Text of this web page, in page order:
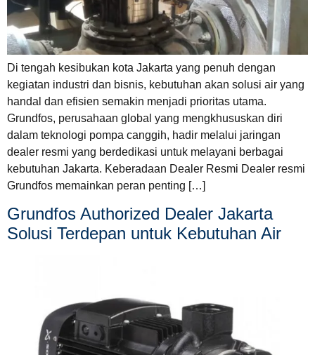
Di tengah kesibukan kota Jakarta yang penuh dengan
kegiatan industri dan bisnis, kebutuhan akan solusi air yang
handal dan efisien semakin menjadi prioritas utama.
Grundfos, perusahaan global yang mengkhususkan diri
dalam teknologi pompa canggih, hadir melalui jaringan
dealer resmi yang berdedikasi untuk melayani berbagai
kebutuhan Jakarta. Keberadaan Dealer Resmi Dealer resmi
Grundfos memainkan peran penting […]
Grundfos Authorized Dealer Jakarta
Solusi Terdepan untuk Kebutuhan Air